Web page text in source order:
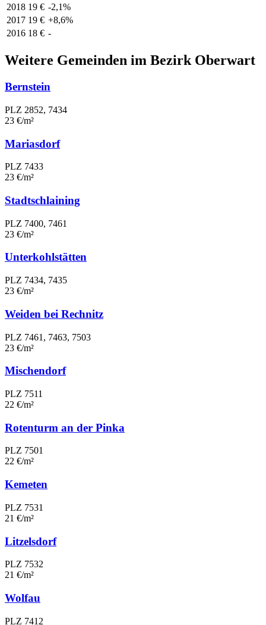
2018 19 € -2,1%
2017 19 € +8,6%
2016 18 € -
Weitere Gemeinden im Bezirk Oberwart
Bernstein
PLZ 2852, 7434
23 €/m²
Mariasdorf
PLZ 7433
23 €/m²
Stadtschlaining
PLZ 7400, 7461
23 €/m²
Unterkohlstätten
PLZ 7434, 7435
23 €/m²
Weiden bei Rechnitz
PLZ 7461, 7463, 7503
23 €/m²
Mischendorf
PLZ 7511
22 €/m²
Rotenturm an der Pinka
PLZ 7501
22 €/m²
Kemeten
PLZ 7531
21 €/m²
Litzelsdorf
PLZ 7532
21 €/m²
Wolfau
PLZ 7412